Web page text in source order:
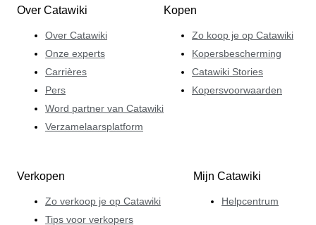
Over Catawiki
Over Catawiki
Onze experts
Carrières
Pers
Word partner van Catawiki
Verzamelaarsplatform
Kopen
Zo koop je op Catawiki
Kopersbescherming
Catawiki Stories
Kopersvoorwaarden
Verkopen
Zo verkoop je op Catawiki
Tips voor verkopers
Mijn Catawiki
Helpcentrum